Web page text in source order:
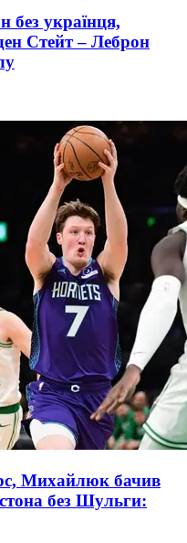
без українця,
Стейт – Леброн
Михайлюк бачив
без Шульги: